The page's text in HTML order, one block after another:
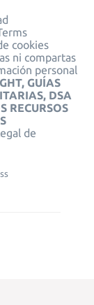
cookies
ni compartas
personal
GUÍAS
DSA
RECURSOS
de